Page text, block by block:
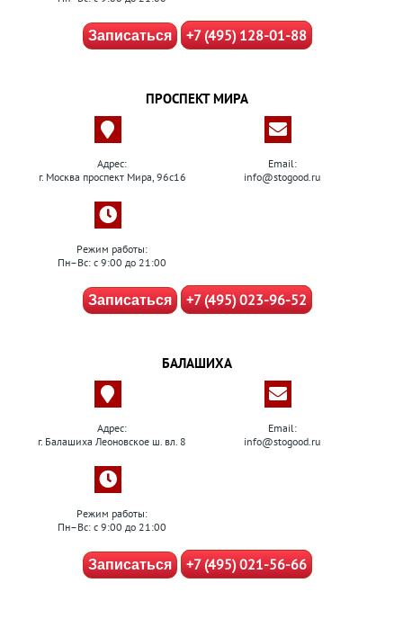
Записаться +7 (495) 128-01-88
ПРОСПЕКТ МИРА
Адрес:
г. Москва проспект Мира, 96с16
Email:
info@stogood.ru
Режим работы:
Пн–Вс: с 9:00 до 21:00
Записаться +7 (495) 023-96-52
БАЛАШИХА
Адрес:
г. Балашиха Леоновское ш. вл. 8
Email:
info@stogood.ru
Режим работы:
Пн–Вс: с 9:00 до 21:00
Записаться +7 (495) 021-56-66